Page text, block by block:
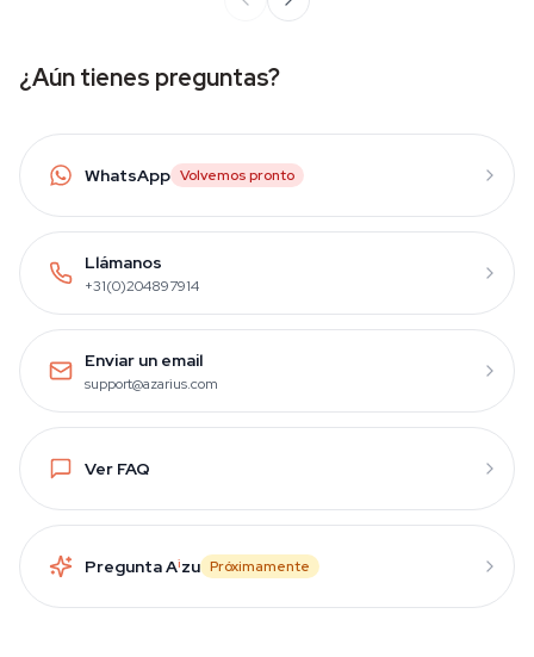
¿Aún tienes preguntas?
WhatsApp Volvemos pronto
Llámanos
+31(0)204897914
Enviar un email
support@azarius.com
Ver FAQ
Pregunta Aizu Próximamente